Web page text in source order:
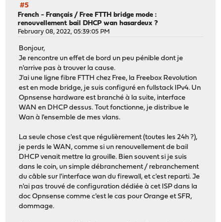
#5
French - Français / Free FTTH bridge mode :
renouvellement bail DHCP wan hasardeux ?
February 08, 2022, 05:39:05 PM
Bonjour,
Je rencontre un effet de bord un peu pénible dont je
n'arrive pas à trouver la cause.
J'ai une ligne fibre FTTH chez Free, la Freebox Revolution
est en mode bridge, je suis configuré en fullstack IPv4. Un
Opnsense hardware est branché à la suite, interface
WAN en DHCP dessus. Tout fonctionne, je distribue le
Wan à l'ensemble de mes vlans.
La seule chose c'est que régulièrement (toutes les 24h ?),
je perds le WAN, comme si un renouvellement de bail
DHCP venait mettre la grouille. Bien souvent si je suis
dans le coin, un simple débranchement / rebranchement
du câble sur l'interface wan du firewall, et c'est reparti. Je
n'ai pas trouvé de configuration dédiée à cet ISP dans la
doc Opnsense comme c'est le cas pour Orange et SFR,
dommage.